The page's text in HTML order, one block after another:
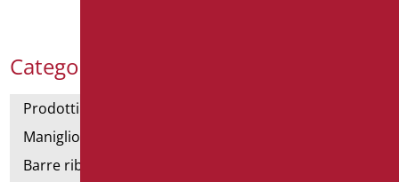
Categorie Prodotti
Prodotti con dichiarazione CAM
Maniglioni di sostegno
Barre ribaltabili e fisse